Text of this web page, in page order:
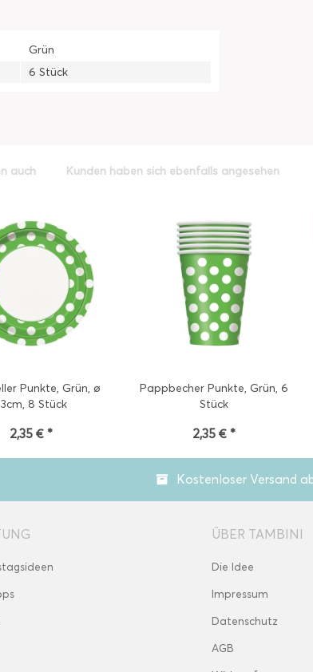
Grün
6 Stück
auch Kunden haben sich ebenfalls angesehen
Punkte, Grün, ø
8 Stück
2,35 € *
Pappbecher Punkte, Grün, 6
Stück
2,35 € *
Kostenloser Versand
ÜBER TAMBINI
Die Idee
Impressum
Datenschutz
AGB